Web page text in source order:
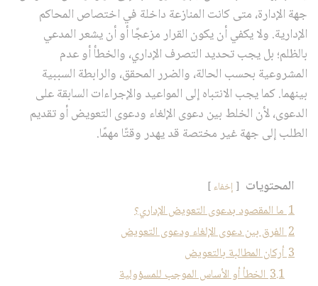
جهة الإدارة، متى كانت المنازعة داخلة في اختصاص المحاكم
الإدارية. ولا يكفي أن يكون القرار مزعجًا أو أن يشعر المدعي
بالظلم؛ بل يجب تحديد التصرف الإداري، والخطأ أو عدم
المشروعية بحسب الحالة، والضرر المحقق، والرابطة السببية
بينهما. كما يجب الانتباه إلى المواعيد والإجراءات السابقة على
الدعوى، لأن الخلط بين دعوى الإلغاء ودعوى التعويض أو تقديم
الطلب إلى جهة غير مختصة قد يهدر وقتًا مهمًا.
المحتويات إخفاء
1 ما المقصود بدعوى التعويض الإداري؟
2 الفرق بين دعوى الإلغاء ودعوى التعويض
3 أركان المطالبة بالتعويض
3.1 الخطأ أو الأساس الموجب للمسؤولية